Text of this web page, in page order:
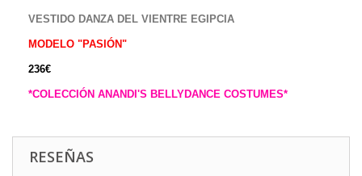
VESTIDO DANZA DEL VIENTRE EGIPCIA
MODELO "PASIÓN"
236€
*COLECCIÓN ANANDI'S BELLYDANCE COSTUMES*
RESEÑAS